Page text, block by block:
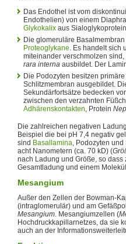
Das Endothel ist vom
Endothelien) von einem
Glykokalix aus
Die glomeruläre
Proteoglykane. Es handelt sich
miteinander verschmolzen
rara interna ausbildet. Der
Die Podozyten besitzen
Schlitzmembran ausgebildet.
Sekundärfortsätze bedecken
zwischen den verzahnten
Adhärenskontakten, Protein
Die zahlreichen negativen
Beispiel die bei pH 7,4 negativ
sind Basallamina, Podozyten
acht Nanometern (ca. 70 kD) (
nach Ladung und Größe, so dass
Gesamtladung und einem
Mesangium
Außer den Zellen der Bowman-
(intraglomerulär) und am
Mesangium. Mesangiumzellen (
Hochdruckkapillarnetzes, da sie
auch an der